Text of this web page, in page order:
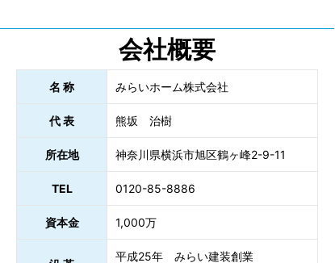
会社概要
名 称 みらいホーム株式会社
代 表 熊坂 治樹
所在地 神奈川県横浜市旭区鶴ヶ峰2-9-11
TEL 0120-85-8886
資本金 1,000万
平成25年 みらい建装創業